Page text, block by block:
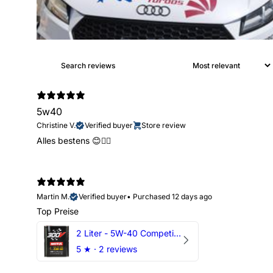
5w40
Christine V. Verified buyer Store review
Alles bestens 😊👍🏻
Martin M.
Verified buyer• Purchased 12 days ago
Top Preise
2 Liter - 5W-40 Competition 300V Motul Motoröl
5 ★ · 2 reviews